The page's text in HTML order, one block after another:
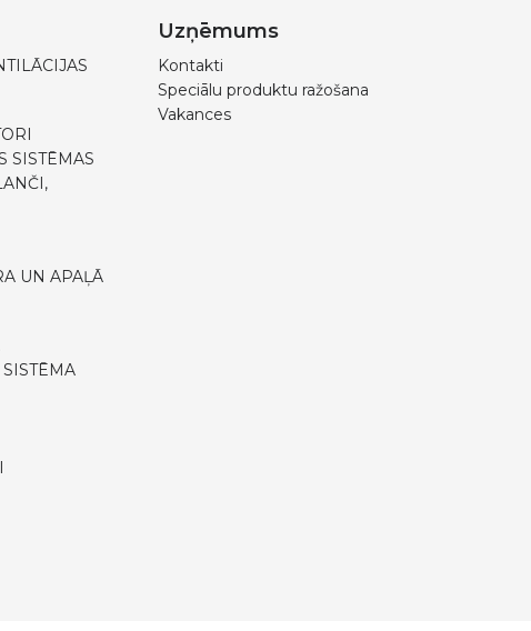
SISTĒMAS
UN APAĻĀ
Uzņēmums
Kontakti
Speciālu produktu ražošana
Vakances